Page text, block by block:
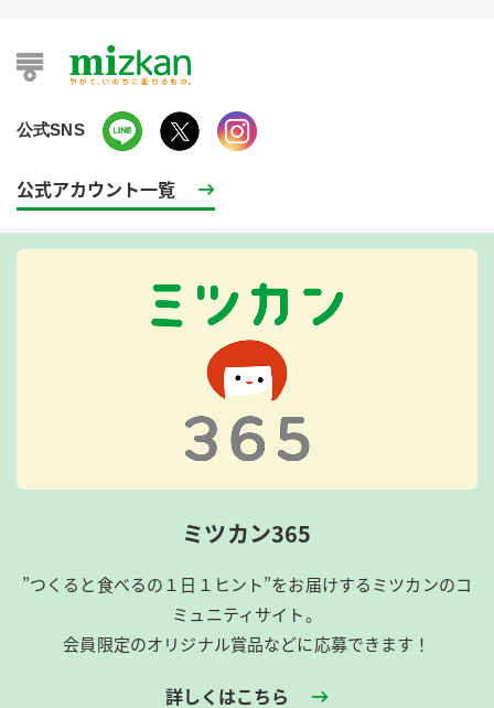
公式SNS
公式アカウント一覧
ミツカン365
”つくると食べるの１日１ヒント”をお届けするミツカンのコ
ミュニティサイト。
会員限定のオリジナル賞品などに応募できます！
詳しくはこちら